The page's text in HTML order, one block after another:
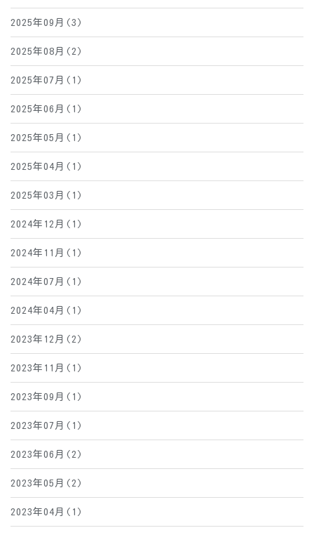
2025年09月(3)
2025年08月(2)
2025年07月(1)
2025年06月(1)
2025年05月(1)
2025年04月(1)
2025年03月(1)
2024年12月(1)
2024年11月(1)
2024年07月(1)
2024年04月(1)
2023年12月(2)
2023年11月(1)
2023年09月(1)
2023年07月(1)
2023年06月(2)
2023年05月(2)
2023年04月(1)